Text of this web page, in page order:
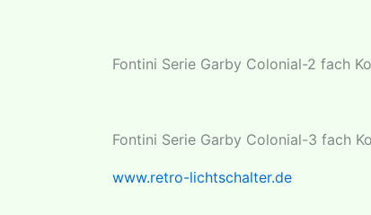
Fontini Serie Garby Colonial-2 fach
Fontini Serie Garby Colonial-3 fach
www.retro-lichtschalter.de